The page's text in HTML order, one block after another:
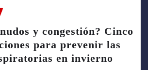
y congestión? Cinco
para prevenir las
en invierno